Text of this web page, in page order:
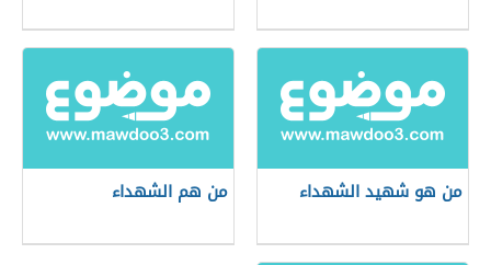
من هو شهيد الشهداء من هم الشهداء